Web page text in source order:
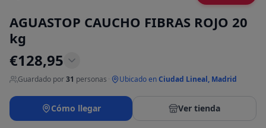
AGUASTOP CAUCHO FIBRAS ROJO 20
kg
€128,95
Guardado por31 personas Ubicado enCiudad Lineal, Madrid
Cómo llegar Ver tienda